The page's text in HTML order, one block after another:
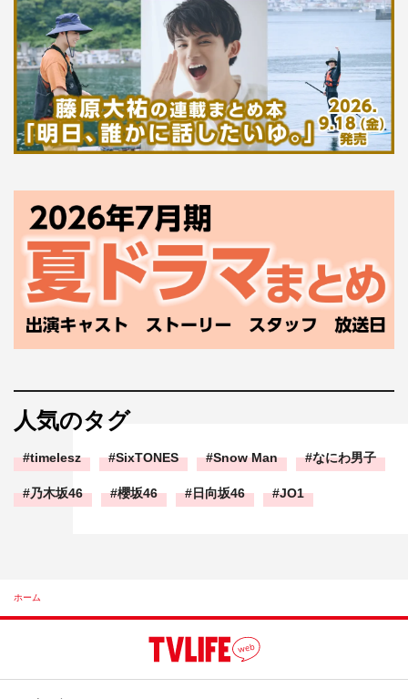
人気のタグ
timelesz SixTONES Snow Man なにわ男子
乃木坂46 櫻坂46 日向坂46 JO1
ホーム